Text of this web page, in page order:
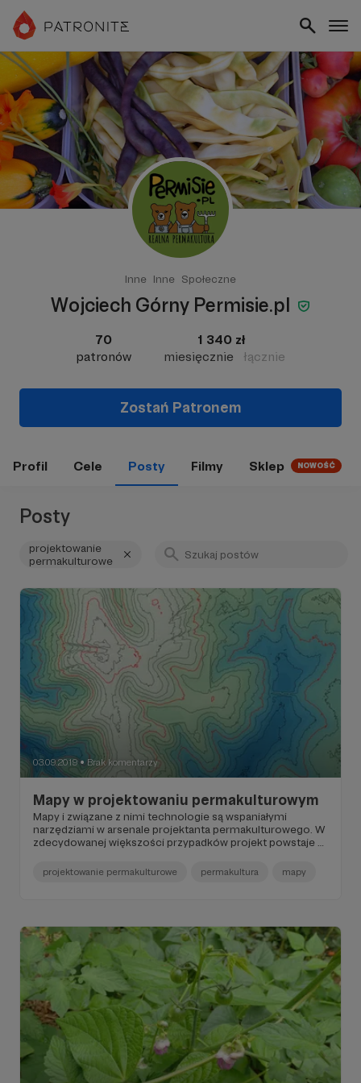
Inne Inne Społeczne
Wojciech Górny Permisie.pl
70
patronów
1 340 zł
miesięcznie
łącznie
Zostań Patronem
Profil Cele Posty Filmy Sklep NOWOŚĆ
Posty
projektowanie
permakulturowe
03.09.2019 ● Brak komentarzy
Mapy w projektowaniu permakulturowym
Mapy i związane z nimi technologie są wspaniałymi
narzędziami w arsenale projektanta permakulturowego. W
zdecydowanej większości przypadków projekt powstaje w
nią elementami. Przyjrzyjmy się projektowaniu na mapach
i poznajmy ich podstawowe rodzaje i zastosowania.
projektowanie permakulturowe permakultura mapy